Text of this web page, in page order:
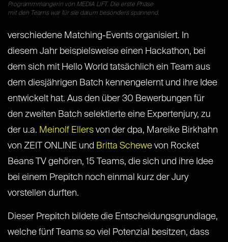
Programmmangerin von MEDIA LIFT. Die erste Phase
mit den Teams war für sie darum besonders spannend.
verschiedene Matching-Events organisiert. In
diesem Jahr beispielsweise einen Hackathon, bei
dem sich mit Hello World tatsächlich ein Team aus
dem diesjährigen Batch kennengelernt und ihre Idee
entwickelt hat. Aus den über 30 Bewerbungen für
den zweiten Batch selektierte eine Expertenjury, zu
der u.a. Meinolf Ellers von der dpa, Mareike Birkhahn
von ZEIT ONLINE und Britta Schewe von Rocket
Beans TV gehören, 15 Teams, die sich und ihre Idee
bei einem Prepitch noch einmal kurz der Jury
vorstellen durften.
Dieser Prepitch bildete die Entscheidungsgrundlage,
welche fünf Teams so viel Potenzial besitzen, dass